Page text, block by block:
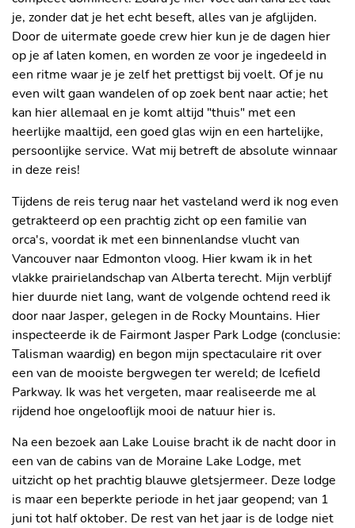
je, zonder dat je het echt beseft, alles van je afglijden.
Door de uitermate goede crew hier kun je de dagen hier
op je af laten komen, en worden ze voor je ingedeeld in
een ritme waar je je zelf het prettigst bij voelt. Of je nu
even wilt gaan wandelen of op zoek bent naar actie; het
kan hier allemaal en je komt altijd "thuis" met een
heerlijke maaltijd, een goed glas wijn en een hartelijke,
persoonlijke service. Wat mij betreft de absolute winnaar
in deze reis!
Tijdens de reis terug naar het vasteland werd ik nog even
getrakteerd op een prachtig zicht op een familie van
orca's, voordat ik met een binnenlandse vlucht van
Vancouver naar Edmonton vloog. Hier kwam ik in het
vlakke prairielandschap van Alberta terecht. Mijn verblijf
hier duurde niet lang, want de volgende ochtend reed ik
door naar Jasper, gelegen in de Rocky Mountains. Hier
inspecteerde ik de Fairmont Jasper Park Lodge (conclusie:
Talisman waardig) en begon mijn spectaculaire rit over
een van de mooiste bergwegen ter wereld; de Icefield
Parkway. Ik was het vergeten, maar realiseerde me al
rijdend hoe ongelooflijk mooi de natuur hier is.
MORAINE LAKE
Na een bezoek aan Lake Louise bracht ik de nacht door in
een van de cabins van de Moraine Lake Lodge, met
uitzicht op het prachtig blauwe gletsjermeer. Deze lodge
is maar een beperkte periode in het jaar geopend; van 1
juni tot half oktober. De rest van het jaar is de lodge niet